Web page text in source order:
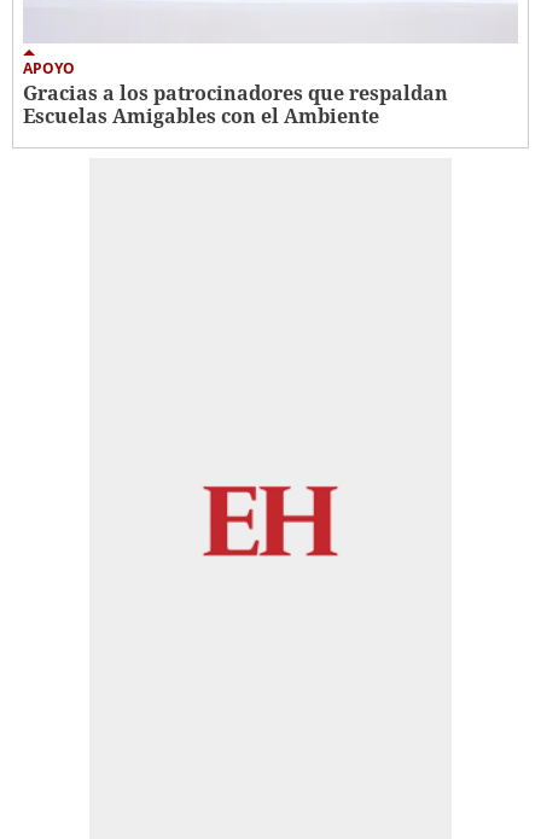
APOYO
Gracias a los patrocinadores que respaldan
Escuelas Amigables con el Ambiente